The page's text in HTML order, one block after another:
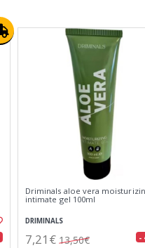
Driminals aloe vera
intimate gel 100ml
DRIMINALS
7,21€ 13,50€ -